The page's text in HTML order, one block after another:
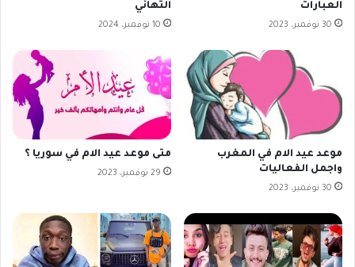
العبارات
30 نوفمبر، 2023
التهاني
10 نوفمبر، 2024
موعد عيد الام في المغرب
واجمل الفعاليات
30 نوفمبر، 2023
متى موعد عيد الام في سوريا ؟
29 نوفمبر، 2023